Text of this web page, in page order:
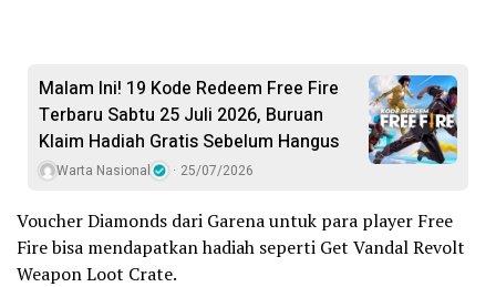
Malam Ini! 19 Kode Redeem Free Fire
Terbaru Sabtu 25 Juli 2026, Buruan
Klaim Hadiah Gratis Sebelum Hangus
Warta Nasional 25/07/2026
Voucher Diamonds dari Garena untuk para player Free
Fire bisa mendapatkan hadiah seperti Get Vandal Revolt
Weapon Loot Crate.